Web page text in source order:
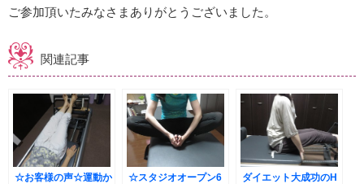
ご参加頂いたみなさまありがとうございました。
関連記事
☆お客様の声☆運動か
☆スタジオオープン6
ダイエット大成功のH